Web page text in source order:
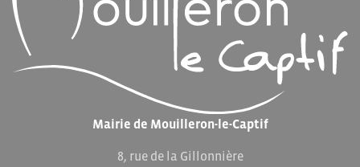
Mairie de Mouilleron-le-Captif
8, rue de la Gillonnière